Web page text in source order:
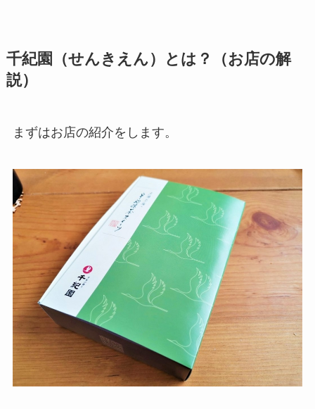
千紀園（せんきえん）とは？（お店の解
説）
まずはお店の紹介をします。